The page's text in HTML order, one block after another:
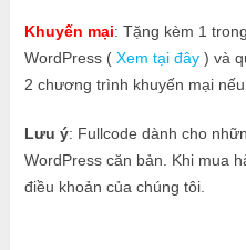
Khuyến mại: Tặng kèm 1
WordPress ( Xem tại đây) và
2 chương trình khuyến mại
Lưu ý: Fullcode dành cho
WordPress căn bản. Khi mua
điều khoản của chúng tôi.